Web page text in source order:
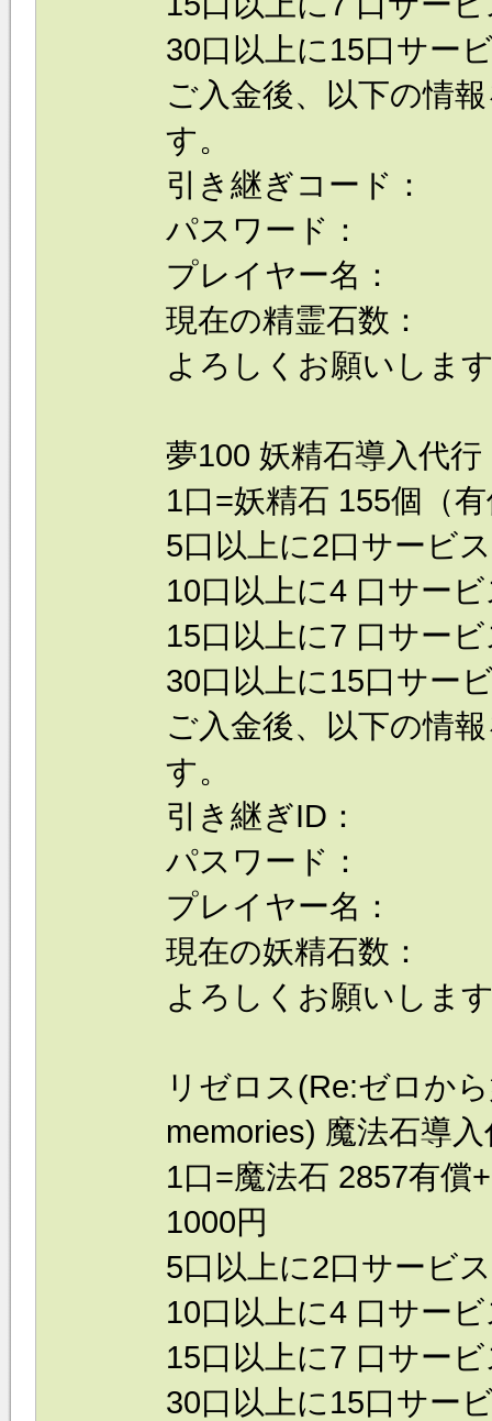
30口以上に15口サー
ご入金後、以下の情
す。
引き継ぎコード：
パスワード：
プレイヤー名：
現在の精霊石数：
よろしくお願いしま
夢100 妖精石導入代行
1口=妖精石 155個（
5口以上に2口サー
10口以上に4 口サー
15口以上に7 口サー
30口以上に15口サー
ご入金後、以下の情
す。
引き継ぎID：
パスワード：
プレイヤー名：
現在の妖精石数：
よろしくお願いしま
リゼロス(Re:ゼロか
memories) 魔法石導
1口=魔法石 2857有償
1000円
5口以上に2口サー
10口以上に4 口サー
15口以上に7 口サー
30口以上に15口サー